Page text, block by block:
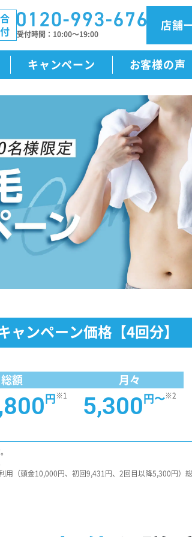
受付時間 10:00～19:00
店舗
キャンペーン お客様の声
ャンペーン価格【4回分】
総額
円※1
月々
5,300円〜※2
用（頭金10,000円、初回9,431円、2回目以降5,300円）